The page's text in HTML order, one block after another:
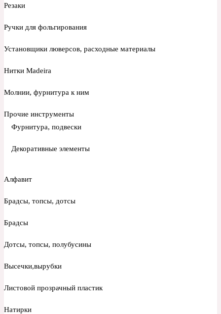
Резаки
Ручки для фольгирования
Установщики люверсов, расходные материалы
Нитки Madeira
Молнии, фурнитура к ним
Прочие инструменты
Фурнитура, подвески
Декоративные элементы
Алфавит
Брадсы, топсы, дотсы
Брадсы
Дотсы, топсы, полубусины
Высечки,вырубки
Листовой прозрачный пластик
Натирки